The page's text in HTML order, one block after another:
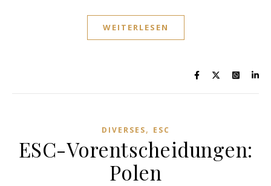
WEITERLESEN
DIVERSES, ESC
ESC-Vorentscheidungen:
Polen